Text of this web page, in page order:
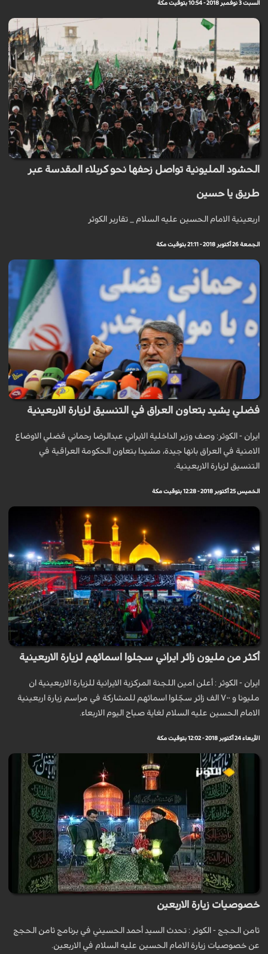
السبت 3 نوفمبر 2018 - 10:54 بتوقيت مكة
الحشود المليونية تواصل زحفها نحو كربلاء المقدسة عبر
طريق يا حسين
اربعينية الامام الحسين عليه السلام _ تقارير الكوثر
الجمعة 26 أكتوبر 2018 - 21:11 بتوقيت مكة
فضلي يشيد بتعاون العراق في التنسيق لزيارة الاربعينية
ايران - الكوثر: وصف وزير الداخلية الايراني عبدالرضا رحماني فضلي الاوضاع
الامنية في العراق بانها جيدة، مشيدا بتعاون الحكومة العراقية في
التنسيق لزيارة الاربعينية.
الخميس 25 أكتوبر 2018 - 12:28 بتوقيت مكة
أكثر من مليون زائر ايراني سجلوا اسمائهم لزيارة الاربعينية
ايران - الكوثر : أعلن امين اللجنة المركزية الايرانية للزيارة الاربعينية ان
ملیونا و ۷۰۰ الف زائر سجّلوا اسمائهم للمشاركة في مراسم زيارة اربعينية
الامام الحسين عليه السلام لغاية صباح اليوم الاربعاء.
الأربعاء 24 أكتوبر 2018 - 12:02 بتوقيت مكة
خصوصيات زيارة الاربعين
ثامن الحجج - الكوثر : تحدث السيد أحمد الحسيني في برنامج ثامن الحجج
عن خصوصيات زيارة الامام الحسين عليه السلام في الاربعين.